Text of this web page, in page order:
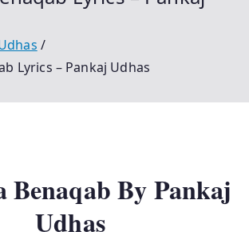
Lyrics – Pankaj Udhas
Benaqab By Pankaj
Udhas